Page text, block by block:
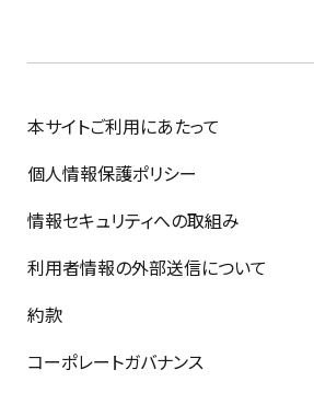
本サイトご利用にあたって
個人情報保護ポリシー
情報セキュリティへの取組み
利用者情報の外部送信について
約款
コーポレートガバナンス